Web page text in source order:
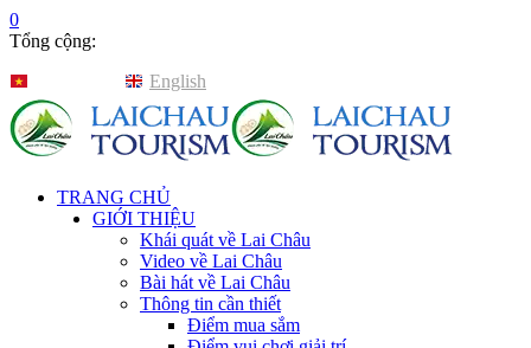
0
Tổng cộng:
English
TRANG CHỦ
GIỚI THIỆU
Khái quát về Lai Châu
Video về Lai Châu
Bài hát về Lai Châu
Thông tin cần thiết
Điểm mua sắm